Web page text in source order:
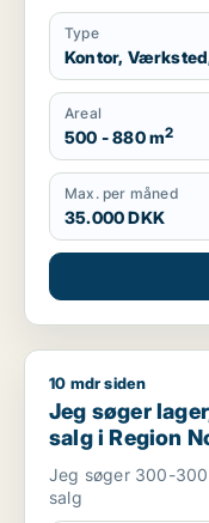
Type
Kontor,
Areal
500 - 880 m2
Max. per måned
35.000 DKK
Jeg søger lager,
10 mdr siden
Jeg søger
salg i Region
Jeg søger 300-
salg